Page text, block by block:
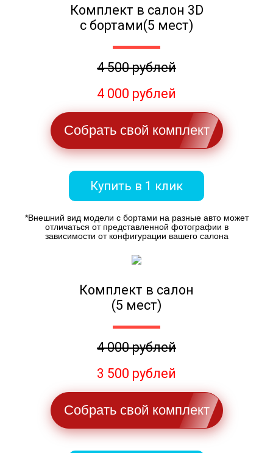
Комплект в салон 3D
с бортами(5 мест)
4 500 рублей
4 000 рублей
Собрать свой комплект
Купить в 1 клик
*Внешний вид модели с бортами на разные авто может
отличаться от представленной фотографии в
зависимости от конфигурации вашего салона
Комплект в салон
(5 мест)
4 000 рублей
3 500 рублей
Собрать свой комплект